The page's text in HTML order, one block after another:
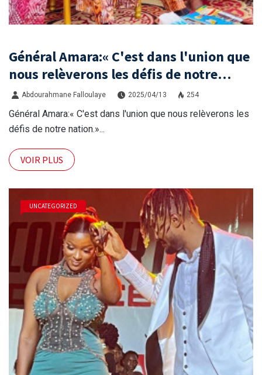
Général Amara:« C'est dans l'union que
nous relèverons les défis de notre
nation.»
Abdourahmane Falloulaye 2025/04/13 254
Général Amara:« C'est dans l'union que nous relèverons les
défis de notre nation.»...
VOIR PLUS
UNCATEGORIZED